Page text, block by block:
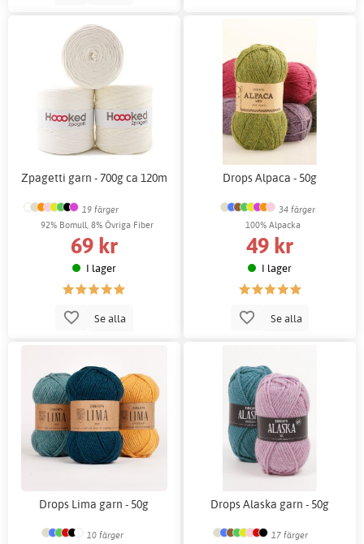
Zpagetti garn - 700g ca 120m
19 färger
92% Bomull, 8% Övriga Fiber
69 kr
I lager
Se alla
Drops Alpaca - 50g
34 färger
100% Alpacka
49 kr
I lager
Se alla
Drops Lima garn - 50g
10 färger
Drops Alaska garn - 50g
17 färger